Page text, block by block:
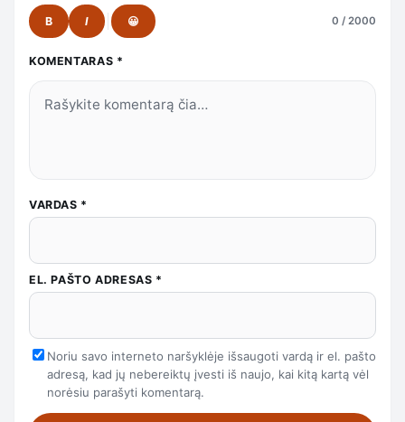
B I 😀 0 / 2000
KOMENTARAS *
VARDAS *
EL. PAŠTO ADRESAS *
Noriu savo interneto naršyklėje išsaugoti vardą ir el. pašto
adresą, kad jų nebereiktų įvesti iš naujo, kai kitą kartą vėl
norėsiu parašyti komentarą.